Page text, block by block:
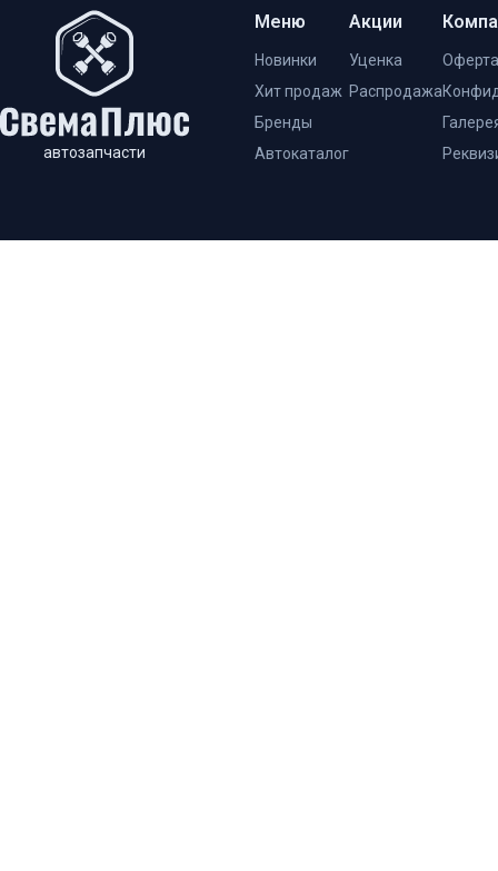
автозапчасти
Меню
Новинки
Хит продаж
Бренды
Автокаталог
Акции
Уценка
Распродажа
Оферта